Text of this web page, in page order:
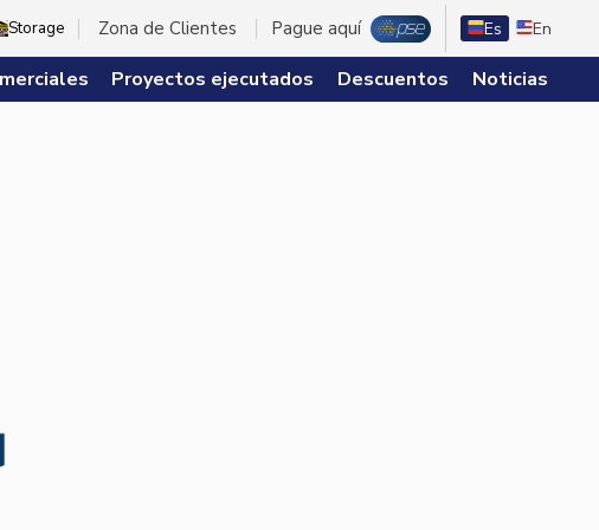
Storage Zona de Clientes Pague aquí Es En
Proyectos ejecutados Descuentos Noticias